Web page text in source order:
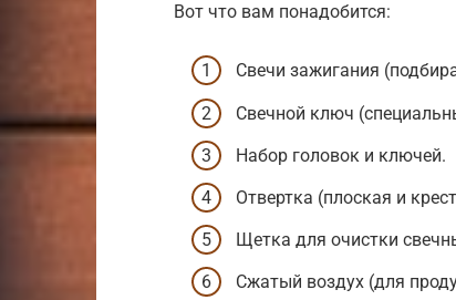
Вот что вам понадобится:
Свечи зажигания
Свечной ключ
Набор головок и ключей.
Отвертка (плоская и
Щетка для очистки
Сжатый воздух (для